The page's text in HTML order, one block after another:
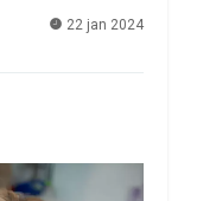
22 jan 2024